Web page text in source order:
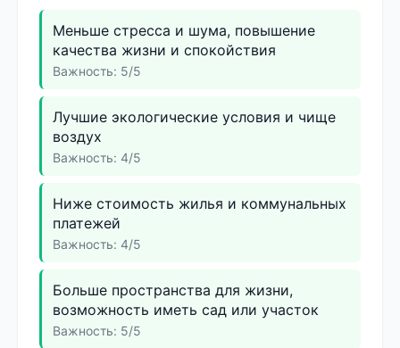
Меньше стресса и шума, повышение
качества жизни и спокойствия
Важность: 5/5
Лучшие экологические условия и чище
воздух
Важность: 4/5
Ниже стоимость жилья и коммунальных
платежей
Важность: 4/5
Больше пространства для жизни,
возможность иметь сад или участок
Важность: 5/5